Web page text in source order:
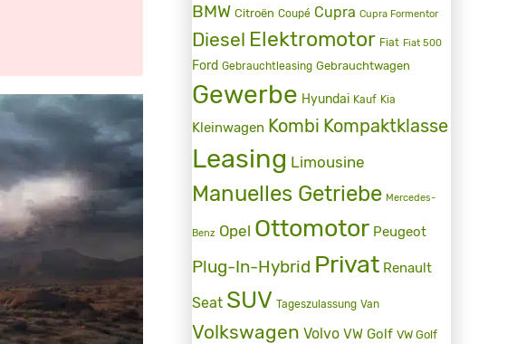
BMW Citroën Coupé Cupra Cupra Formentor
Diesel Elektromotor Fiat Fiat 500
Ford Gebrauchtleasing Gebrauchtwagen
Gewerbe Hyundai Kauf Kia
Kleinwagen Kombi Kompaktklasse
Leasing Limousine
Manuelles Getriebe Mercedes-
Benz Opel Ottomotor Peugeot
Plug-In-Hybrid Privat Renault
Seat SUV Tageszulassung Van
Volkswagen Volvo VW Golf VW Golf